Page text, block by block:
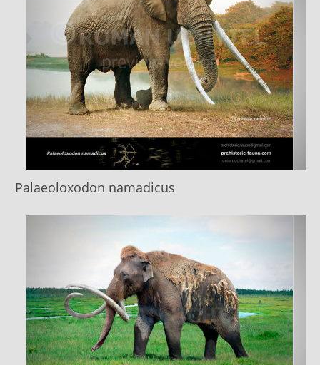
Palaeoloxodon namadicus